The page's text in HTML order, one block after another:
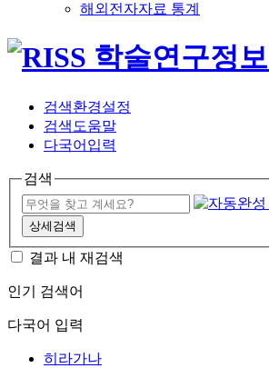
해외전자자료 통계
검색환경설정
검색도움말
다국어입력
검색
상세검색
결과 내 재검색
인기 검색어
다국어 입력
히라가나